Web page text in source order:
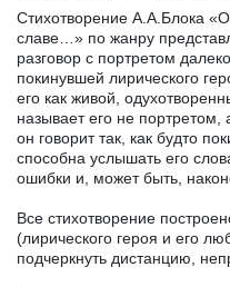
Стихотворение А.А.Блока
славе…» по жанру
разговор с портретом
покинувшей лирического
его как живой,
называет его не
он говорит так, как будто
способна услышать его
ошибки и, может быть,
Все стихотворение
(лирического героя и его
подчеркнуть дистанцию,